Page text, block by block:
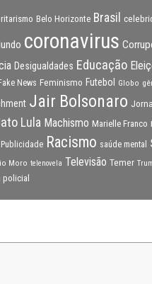
Belo Horizonte Brasil
coronavirus
Desigualdades Educação
Fake News Feminismo Futebol Globo
Jair Bolsonaro
Lula Machismo Marielle Franco
Publicidade Racismo saúde mental
Moro telenovela Televisão Temer
policial